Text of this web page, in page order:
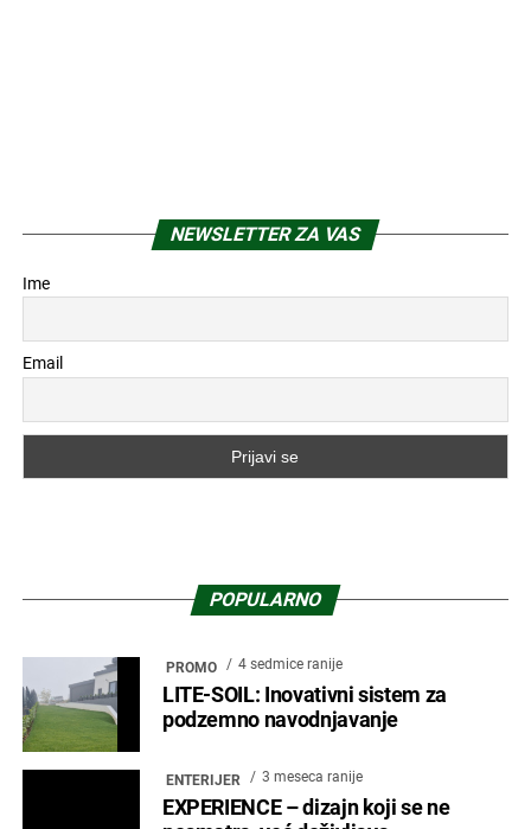
NEWSLETTER ZA VAS
Ime
Email
POPULARNO
PROMO 4 sedmice ranije
LITE-SOIL: Inovativni sistem za
podzemno navodnjavanje
ENTERIJER 3 meseca ranije
EXPERIENCE – dizajn koji se ne